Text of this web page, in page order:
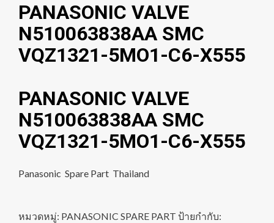
PANASONIC VALVE
N510063838AA SMC
VQZ1321-5MO1-C6-X555
PANASONIC VALVE
N510063838AA SMC
VQZ1321-5MO1-C6-X555
Panasonic Spare Part Thailand
หมวดหมู่: PANASONIC SPARE PART ป้ายกำกับ: